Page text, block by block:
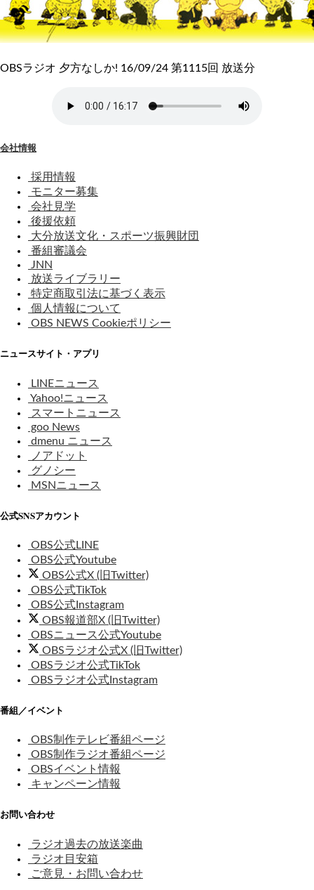
OBSラジオ 夕方なしか! 16/09/24 第1115回 放送分
会社情報
採用情報
モニター募集
会社見学
後援依頼
大分放送文化・スポーツ振興財団
番組審議会
JNN
放送ライブラリー
特定商取引法に基づく表示
個人情報について
OBS NEWS Cookieポリシー
ニュースサイト・アプリ
LINEニュース
Yahoo!ニュース
スマートニュース
goo News
dmenu ニュース
ノアドット
グノシー
MSNニュース
公式SNSアカウント
OBS公式LINE
OBS公式Youtube
OBS公式X (旧Twitter)
OBS公式TikTok
OBS公式Instagram
OBS報道部X (旧Twitter)
OBSニュース公式Youtube
OBSラジオ公式X (旧Twitter)
OBSラジオ公式TikTok
OBSラジオ公式Instagram
番組／イベント
OBS制作テレビ番組ページ
OBS制作ラジオ番組ページ
OBSイベント情報
キャンペーン情報
お問い合わせ
ラジオ過去の放送楽曲
ラジオ目安箱
ご意見・お問い合わせ